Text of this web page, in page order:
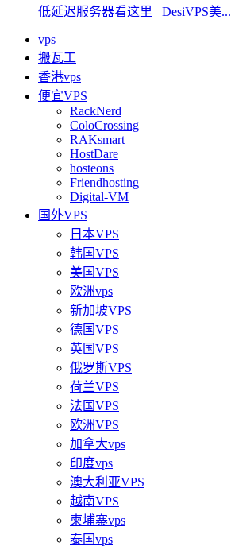
低延迟服务器看这里 DesiVPS美...
vps
搬瓦工
香港vps
便宜VPS
RackNerd
ColoCrossing
RAKsmart
HostDare
hosteons
Friendhosting
Digital-VM
国外VPS
日本VPS
韩国VPS
美国VPS
欧洲vps
新加坡VPS
德国VPS
英国VPS
俄罗斯VPS
荷兰VPS
法国VPS
欧洲VPS
加拿大vps
印度vps
澳大利亚VPS
越南VPS
柬埔寨vps
泰国vps